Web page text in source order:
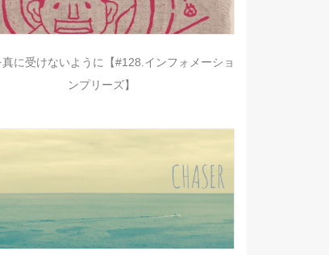
に受けないように【#128.インフォメーショ
ンプリーズ】